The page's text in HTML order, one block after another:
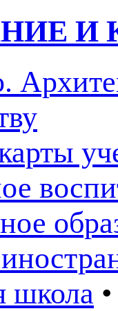
И
школа •